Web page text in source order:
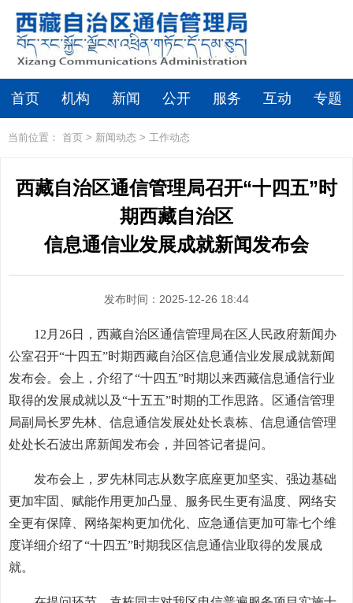
首页 机构 新闻 公开 服务 互动 专题
当前位置： 首页 > 新闻动态 > 工作动态
西藏自治区通信管理局召开“十四五”时
期西藏自治区
信息通信业发展成就新闻发布会
发布时间：2025-12-26 18:44
12月26日，西藏自治区通信管理局在区人民政府新闻办
公室召开“十四五”时期西藏自治区信息通信业发展成就新闻
发布会。会上，介绍了“十四五”时期以来西藏信息通信行业
取得的发展成就以及“十五五”时期的工作思路。区通信管理
局副局长罗先林、信息通信发展处处长袁栋、信息通信管理
处处长石波出席新闻发布会，并回答记者提问。
发布会上，罗先林同志从数字底座更加坚实、强边基础
更加牢固、赋能作用更加凸显、服务民生更有温度、网络安
全更有保障、网络架构更加优化、应急通信更加可靠七个维
度详细介绍了“十四五”时期我区信息通信业取得的发展成
就。